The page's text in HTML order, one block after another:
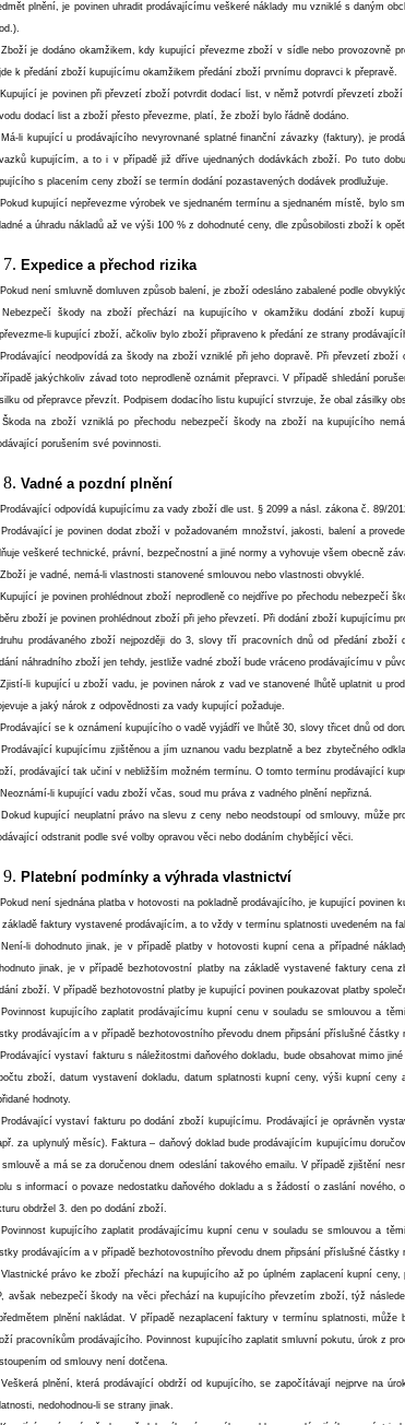
plnění, je povinen uhradit prodávajícímu veškeré náklady mu vzniklé s daným
je dodáno okamžikem, kdy kupující převezme zboží v sídle nebo provozovně
k předání zboží kupujícímu okamžikem předání zboží prvnímu dopravci k přepravě.
je povinen při převzetí zboží potvrdit dodací list, v němž potvrdí převzetí
dodací list a zboží přesto převezme, platí, že zboží bylo řádně dodáno.
li kupující u prodávajícího nevyrovnané splatné finanční závazky (faktury), je
kupujícím, a to i v případě již dříve ujednaných dodávkách zboží. Po tuto
s placením ceny zboží se termín dodání pozastavených dodávek prodlužuje.
kupující nepřevezme výrobek ve sjednaném termínu a sjednaném místě, bylo
a úhradu nákladů až ve výši 100 % z dohodnuté ceny, dle způsobilosti zboží k
Expedice a přechod rizika
není smluvně domluven způsob balení, je zboží odesláno zabalené podle
škody na zboží přechází na kupujícího v okamžiku dodání zboží
li kupující zboží, ačkoliv bylo zboží připraveno k předání ze strany
neodpovídá za škody na zboží vzniklé při jeho dopravě. Při převzetí
jakýchkoliv závad toto neprodleně oznámit přepravci. V případě shledání
od přepravce převzít. Podpisem dodacího listu kupující stvrzuje, že obal zásilky
na zboží vzniklá po přechodu nebezpečí škody na zboží na kupujícího
porušením své povinnosti.
Vadné a pozdní plnění
odpovídá kupujícímu za vady zboží dle ust. § 2099 a násl. zákona č. 89/
je povinen dodat zboží v požadovaném množství, jakosti, balení a
veškeré technické, právní, bezpečnostní a jiné normy a vyhovuje všem obecně
je vadné, nemá-li vlastnosti stanovené smlouvou nebo vlastnosti obvyklé.
je povinen prohlédnout zboží neprodleně co nejdříve po přechodu nebezpečí
zboží je povinen prohlédnout zboží při jeho převzetí. Při dodání zboží kupujícímu
prodávaného zboží nejpozději do 3, slovy tří pracovních dnů od předání
náhradního zboží jen tehdy, jestliže vadné zboží bude vráceno prodávajícímu v
li kupující u zboží vadu, je povinen nárok z vad ve stanovené lhůtě uplatnit u
a jaký nárok z odpovědnosti za vady kupující požaduje.
se k oznámení kupujícího o vadě vyjádří ve lhůtě 30, slovy třicet dnů od
kupujícímu zjištěnou a jím uznanou vadu bezplatně a bez zbytečného
prodávající tak učiní v nebližším možném termínu. O tomto termínu prodávající
li kupující vadu zboží včas, soud mu práva z vadného plnění nepřizná.
kupující neuplatní právo na slevu z ceny nebo neodstoupí od smlouvy, může
odstranit podle své volby opravou věci nebo dodáním chybějící věci.
Platební podmínky a výhrada vlastnictví
není sjednána platba v hotovosti na pokladně prodávajícího, je kupující povinen
základě faktury vystavené prodávajícím, a to vždy v termínu splatnosti uvedeném na
li dohodnuto jinak, je v případě platby v hotovosti kupní cena a případné
jinak, je v případě bezhotovostní platby na základě vystavené faktury cena
zboží. V případě bezhotovostní platby je kupující povinen poukazovat platby
kupujícího zaplatit prodávajícímu kupní cenu v souladu se smlouvou a
prodávajícím a v případě bezhotovostního převodu dnem připsání příslušné částky
vystaví fakturu s náležitostmi daňového dokladu, bude obsahovat mimo
zboží, datum vystavení dokladu, datum splatnosti kupní ceny, výši kupní ceny
hodnoty.
vystaví fakturu po dodání zboží kupujícímu. Prodávající je oprávněn
za uplynulý měsíc). Faktura – daňový doklad bude prodávajícím kupujícímu
smlouvě a má se za doručenou dnem odeslání takového emailu. V případě zjištění
s informací o povaze nedostatku daňového dokladu a s žádostí o zaslání nového,
obdržel 3. den po dodání zboží.
kupujícího zaplatit prodávajícímu kupní cenu v souladu se smlouvou a
prodávajícím a v případě bezhotovostního převodu dnem připsání příslušné částky
právo ke zboží přechází na kupujícího až po úplném zaplacení kupní
avšak nebezpečí škody na věci přechází na kupujícího převzetím zboží, týž
plnění nakládat. V případě nezaplacení faktury v termínu splatnosti,
pracovníkům prodávajícího. Povinnost kupujícího zaplatit smluvní pokutu, úrok z
od smlouvy není dotčena.
plnění, která prodávající obdrží od kupujícího, se započítávají nejprve na
nedohodnou-li se strany jinak.